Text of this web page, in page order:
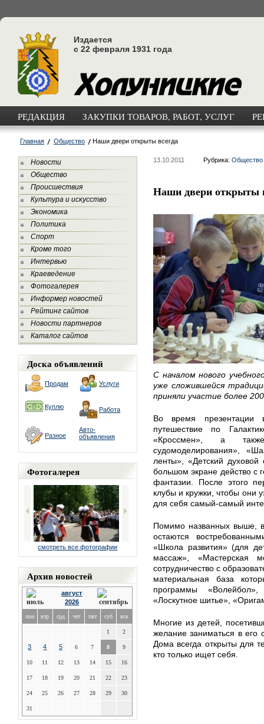
Издается
с 22 февраля 1931 года
РЕДАКЦИЯ ЗАКУПКИ ТОВАРОВ, РАБОТ, УСЛУГ
Главная Общество Наши двери открыты всегда
Новости
Общество
Происшествия
Культура и искусство
Экономика
Политика
Спорт
Кроме того
Интервью
Краеведение
Фотогалерея
Информер новостей
Рейтинг сайтов
Новости партнеров
Каталог сайтов
Доска объявлений
Продам Услуги
Куплю Работа
Разное
Авто-
объявления
Фотогалерея
смотреть все фотографии
Архив новостей
август
2026
пон втр срд чет пят суб вск
1 2
3 4 5 6 7 8 9
10 11 12 13 14 15 16
17 18 19 20 21 22 23
24 25 26 27 28 29 30
31
13.10.2011 Рубрика: Общество
Наши двери открыты
С началом нового
уже сложившейся
приняли участие более
Во время презентации
путешествие по
«Кроссмен», а
судомоделирования»,
ленты», «Детский
большом экране действо с
фантазии. После этого
клубы и кружки, чтобы они
для себя самый-самый
Помимо названных выше, в
остаются
«Школа развития» (для
массаж», «Мастерская
сотрудничество с
материальная база
программы
«Лоскутное шитье»,
Многие из детей,
желание заниматься в
Дома всегда открыты для
кто только ищет себя.